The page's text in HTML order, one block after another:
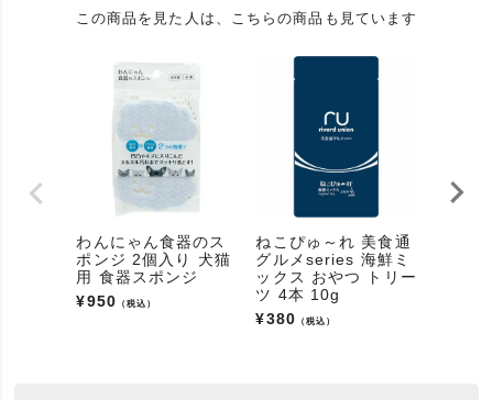
この商品を見た人は、こちらの商品も見ています
わんにゃん食器のス
ポンジ 2個入り 犬猫
用 食器スポンジ
¥950 （税込）
ねこぴゅ～れ 美食通
グルメseries 海鮮ミ
ックス おやつ トリー
ツ 4本 10g
¥380 （税込）